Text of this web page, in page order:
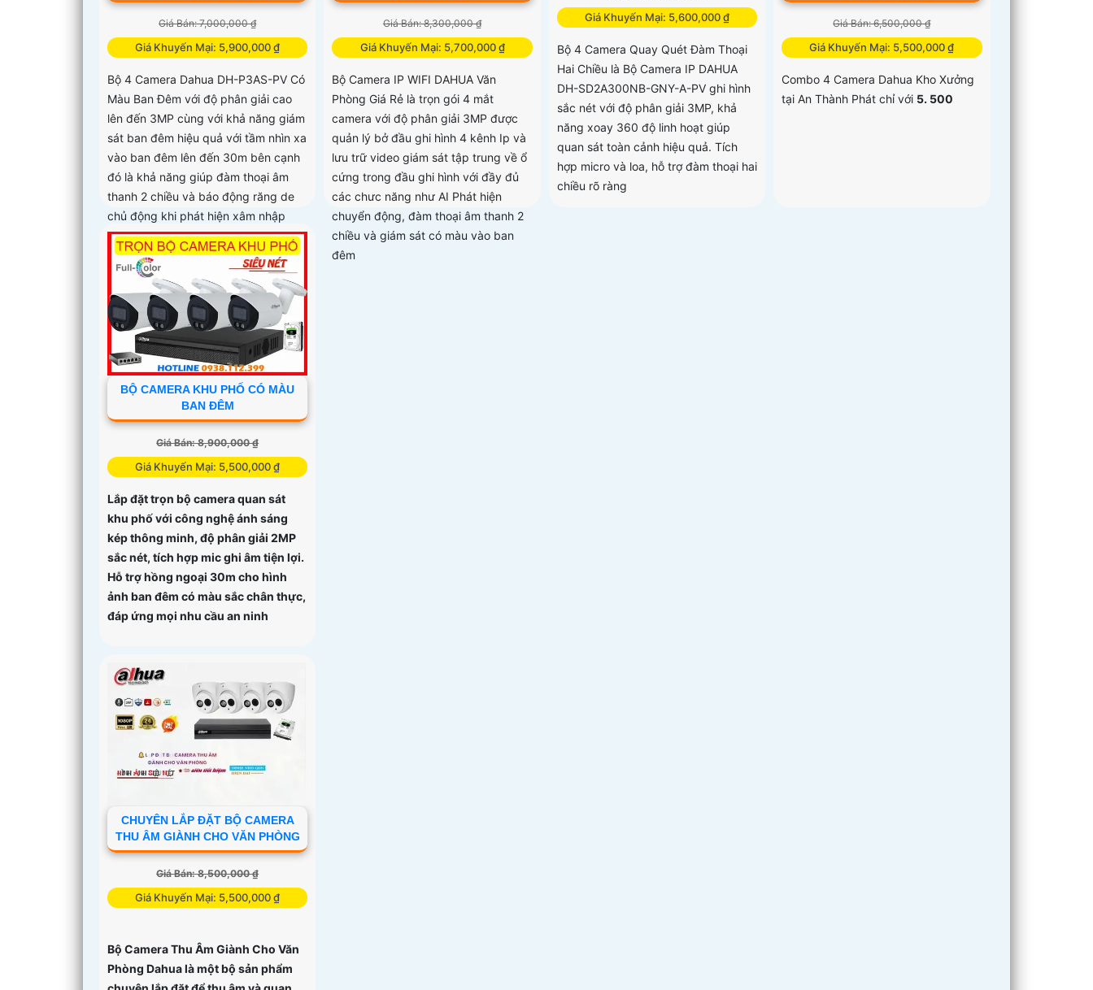
Giá Bán: 7,000,000 ₫
Giá Khuyến Mại: 5,900,000 ₫
Bộ 4 Camera Dahua DH-P3AS-PV Có
Màu Ban Đêm với độ phân giải cao
lên đến 3MP cùng với khả năng giám
sát ban đêm hiệu quả với tầm nhìn xa
vào ban đêm lên đến 30m bên cạnh
đó là khả năng giúp đàm thoại âm
thanh 2 chiều và báo động răng de
chủ động khi phát hiện xâm nhập
Giá Bán: 8,300,000 ₫
Giá Khuyến Mại: 5,700,000 ₫
Bộ Camera IP WIFI DAHUA Văn
Phòng Giá Rẻ là trọn gói 4 mắt
camera với độ phân giải 3MP được
quản lý bở đầu ghi hình 4 kênh Ip và
lưu trữ video giám sát tập trung về ổ
cứng trong đầu ghi hình với đầy đủ
các chưc năng như AI Phát hiện
chuyển động, đàm thoại âm thanh 2
chiều và giám sát có màu vào ban
đêm
Giá Khuyến Mại: 5,600,000 ₫
Bộ 4 Camera Quay Quét Đàm Thoại
Hai Chiều là Bộ Camera IP DAHUA
DH-SD2A300NB-GNY-A-PV ghi hình
sắc nét với độ phân giải 3MP, khả
năng xoay 360 độ linh hoạt giúp
quan sát toàn cảnh hiệu quả. Tích
hợp micro và loa, hỗ trợ đàm thoại hai
chiều rõ ràng
Giá Bán: 6,500,000 ₫
Giá Khuyến Mại: 5,500,000 ₫
Combo 4 Camera Dahua Kho Xưởng
tại An Thành Phát chỉ với 5. 500
BỘ CAMERA KHU PHỐ CÓ MÀU
BAN ĐÊM
Giá Bán: 8,900,000 ₫
Giá Khuyến Mại: 5,500,000 ₫
Lắp đặt trọn bộ camera quan sát
khu phố với công nghệ ánh sáng
kép thông minh, độ phân giải 2MP
sắc nét, tích hợp mic ghi âm tiện lợi.
Hỗ trợ hồng ngoại 30m cho hình
ảnh ban đêm có màu sắc chân thực,
đáp ứng mọi nhu cầu an ninh
CHUYÊN LẮP ĐẶT BỘ CAMERA
THU ÂM GIÀNH CHO VĂN PHÒNG
Giá Bán: 8,500,000 ₫
Giá Khuyến Mại: 5,500,000 ₫
Bộ Camera Thu Âm Giành Cho Văn
Phòng Dahua là một bộ sản phẩm